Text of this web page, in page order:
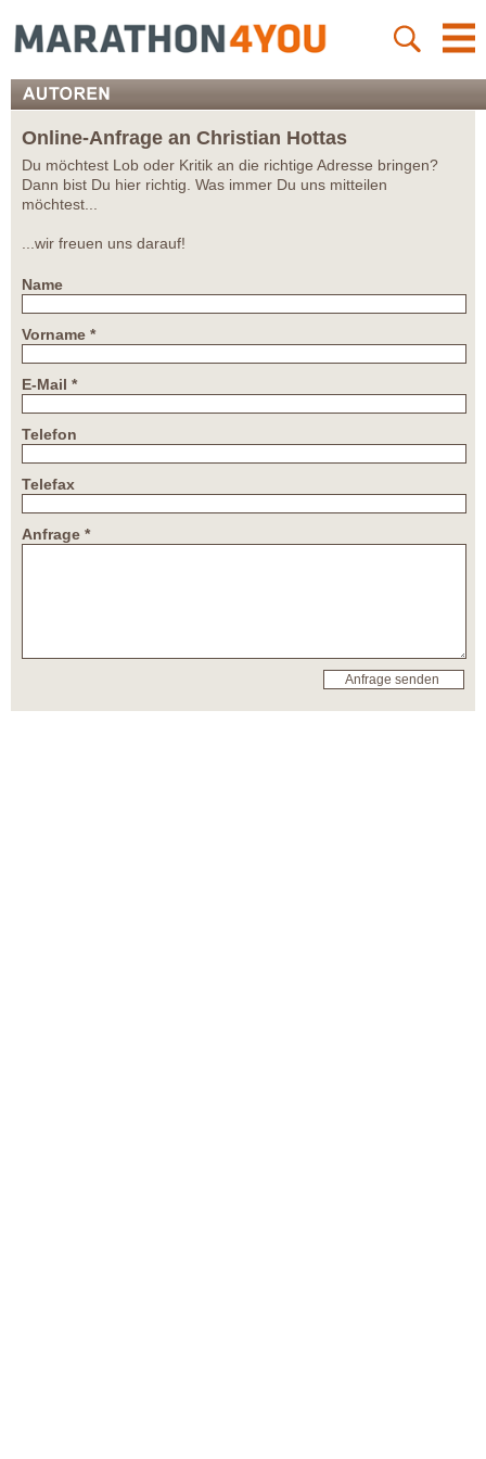
Online-Anfrage an Christian Hottas
Du möchtest Lob oder Kritik an die richtige Adresse bringen?
Dann bist Du hier richtig. Was immer Du uns mitteilen
möchtest...
...wir freuen uns darauf!
Name
Vorname *
E-Mail *
Telefon
Telefax
Anfrage *